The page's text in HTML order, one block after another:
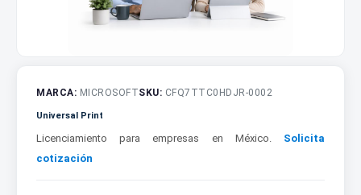
MARCA: MICROSOFTSKU: CFQ7TTC0HDJR-0002
Universal Print
Licenciamiento para empresas en México. Solicita
cotización